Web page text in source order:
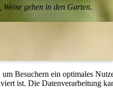
gehen in den Garten.
Besuchern ein optimales
ist. Die Datenverarbeitung